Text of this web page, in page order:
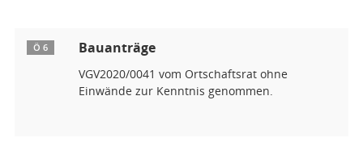
Ö 6 Bauanträge
VGV2020/0041 vom Ortschaftsrat ohne
Einwände zur Kenntnis genommen.